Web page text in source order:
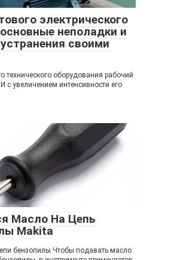
электрического
неполадки и
своими
технического оборудования рабочий
с увеличением интенсивности его
Масло На Цепь
Makita
бензопилы Чтобы подавать масло